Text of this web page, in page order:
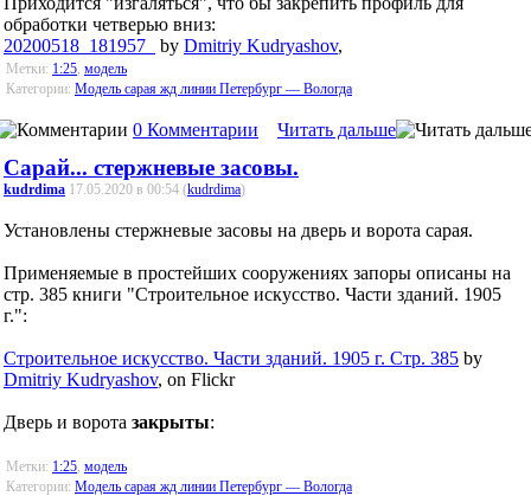
обработки четверью вниз:
20200518_181957_
by Dmitriy Kudryashov,
Метки: 1:25, модель
Категории: Модель сарая жд линии Петербург — Вологда
0 Комментарии Читать дальше
Сарай... стержневые засовы.
kudrdima 17.05.2020 в 00:54 (kudrdima)
Установлены стержневые засовы на дверь и ворота сарая.
Применяемые в простейших сооружениях запоры описаны на
стр. 385 книги "Строительное искусство. Части зданий. 1905
г.":
Строительное искусство. Части зданий. 1905 г. Стр. 385 by
Dmitriy Kudryashov, on Flickr
Дверь и ворота закрыты:
Метки: 1:25, модель
Категории: Модель сарая жд линии Петербург — Вологда